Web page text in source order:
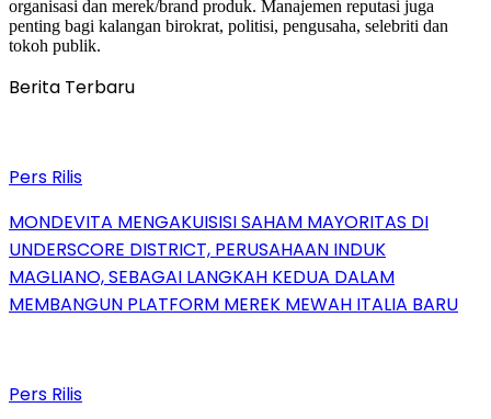
organisasi dan merek/brand produk. Manajemen reputasi juga
penting bagi kalangan birokrat, politisi, pengusaha, selebriti dan
tokoh publik.
Berita Terbaru
Pers Rilis
MONDEVITA MENGAKUISISI SAHAM MAYORITAS DI
UNDERSCORE DISTRICT, PERUSAHAAN INDUK
MAGLIANO, SEBAGAI LANGKAH KEDUA DALAM
MEMBANGUN PLATFORM MEREK MEWAH ITALIA BARU
Pers Rilis